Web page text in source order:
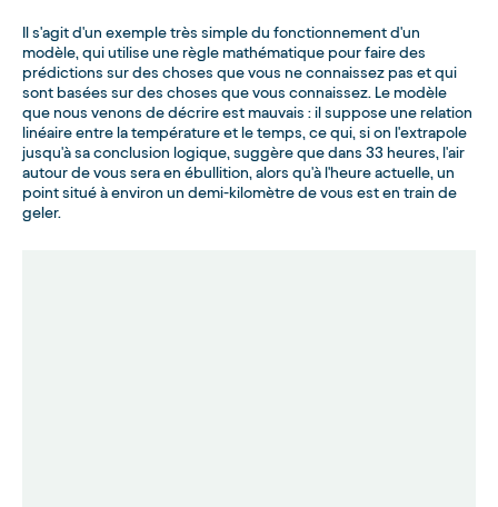
Il s'agit d'un exemple très simple du fonctionnement d'un
modèle, qui utilise une règle mathématique pour faire des
prédictions sur des choses que vous ne connaissez pas et qui
sont basées sur des choses que vous connaissez. Le modèle
que nous venons de décrire est mauvais : il suppose une relation
linéaire entre la température et le temps, ce qui, si on l'extrapole
jusqu'à sa conclusion logique, suggère que dans 33 heures, l'air
autour de vous sera en ébullition, alors qu'à l'heure actuelle, un
point situé à environ un demi-kilomètre de vous est en train de
geler.